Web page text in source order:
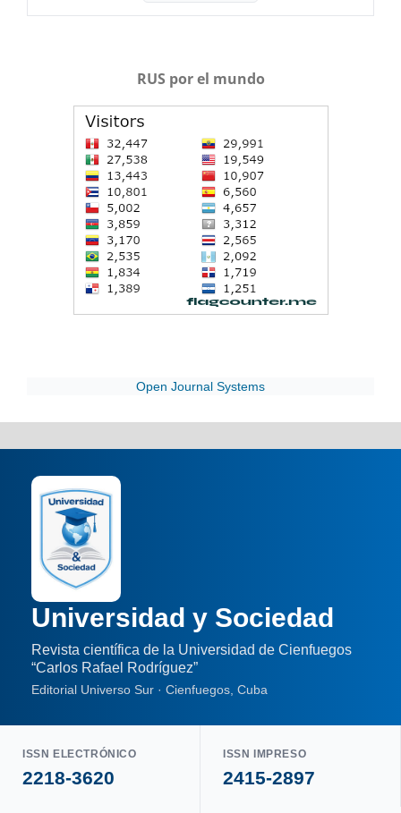
RUS por el mundo
Open Journal Systems
Universidad y Sociedad
Revista científica de la Universidad de Cienfuegos
“Carlos Rafael Rodríguez”
Editorial Universo Sur · Cienfuegos, Cuba
ISSN ELECTRÓNICO
2218-3620
ISSN IMPRESO
2415-2897